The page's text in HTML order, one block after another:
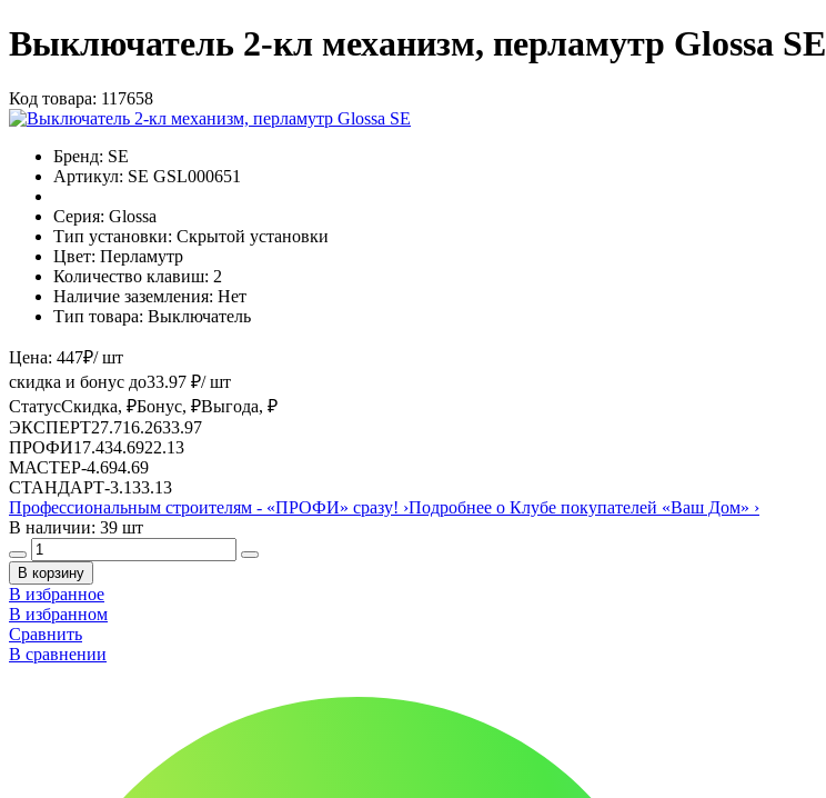
Выключатель 2-кл механизм, перламутр Glossa SE
Код товара: 117658
Бренд: SE
Артикул: SE GSL000651
Серия: Glossa
Тип установки: Скрытой установки
Цвет: Перламутр
Количество клавиш: 2
Наличие заземления: Нет
Тип товара: Выключатель
Цена: 447₽/ шт
скидка и бонус до33.97 ₽/ шт
СтатусСкидка, ₽Бонус, ₽Выгода, ₽
ЭКСПЕРТ27.716.2633.97
ПРОФИ17.434.6922.13
МАСТЕР-4.694.69
СТАНДАРТ-3.133.13
Профессиональным строителям - «ПРОФИ» сразу! ›Подробнее о Клубе покупателей «Ваш Дом» ›
В наличии: 39 шт
В корзину
В избранное
В избранном
Сравнить
В сравнении